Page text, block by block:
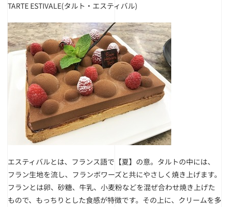
TARTE ESTIVALE(タルト・エスティバル)
エスティバルとは、フランス語で【夏】の意。タルトの中には、
フラン生地を流し、フランボワーズと共にやさしく焼き上げます。
フランとは卵、砂糖、牛乳、小麦粉などを混ぜ合わせ焼き上げた
もので、もっちりとした食感が特徴です。その上に、クリームを多